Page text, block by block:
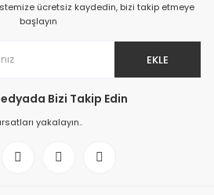
ücretsiz kaydedin, bizi takip etmeye
başlayın
EKLE
Bizi Takip Edin
yakalayın..